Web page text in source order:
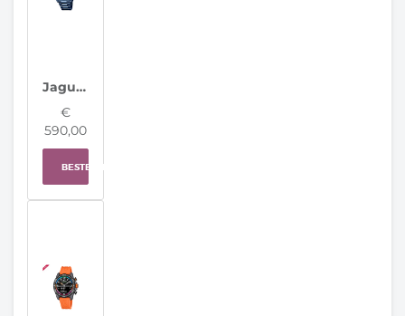
Jaguar Horloge J930/A Connected Men Special Edition
€
590,00
BESTELLEN